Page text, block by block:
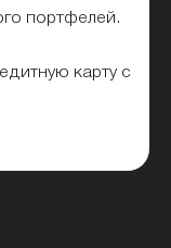
портфелей.
карту с